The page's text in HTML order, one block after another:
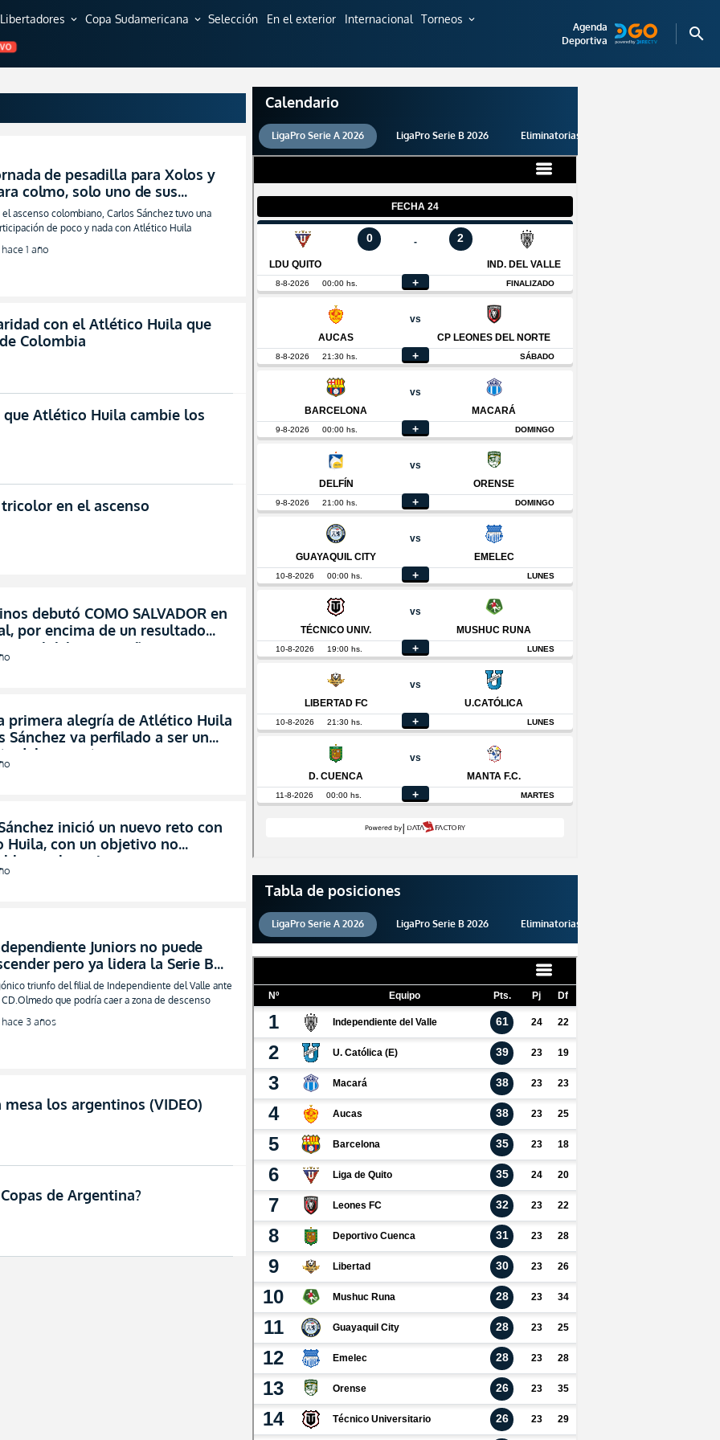
expand_more Copa Sudamericana expand_more Selección En el exterior Internacional Torneos expand_more
Agenda
Deportiva
search
de pesadilla para Xolos y
colmo, solo uno de sus
entró en los planes de
el ascenso colombiano, Carlos Sánchez tuvo una
de poco y nada con Atlético Huila
hace 1 año
con el Atlético Huila que
Colombia
Atlético Huila cambie los
en el ascenso
debutó COMO SALVADOR en
por encima de un resultado
para iniciar campaña
primera alegría de Atlético Huila
Sánchez va perfilado a ser un
del proyecto
inició un nuevo reto con
Huila, con un objetivo no
en el camino
Juniors no puede
pero ya lidera la Serie B
triunfo del filial de Independiente del Valle ante
CD.Olmedo que podría caer a zona de descenso
hace 3 años
los argentinos (VIDEO)
de Argentina?
Calendario
LigaPro Serie A 2026 LigaPro Serie B 2026 Eliminatorias 2026
Tabla de posiciones
LigaPro Serie A 2026 LigaPro Serie B 2026 Eliminatorias 2026